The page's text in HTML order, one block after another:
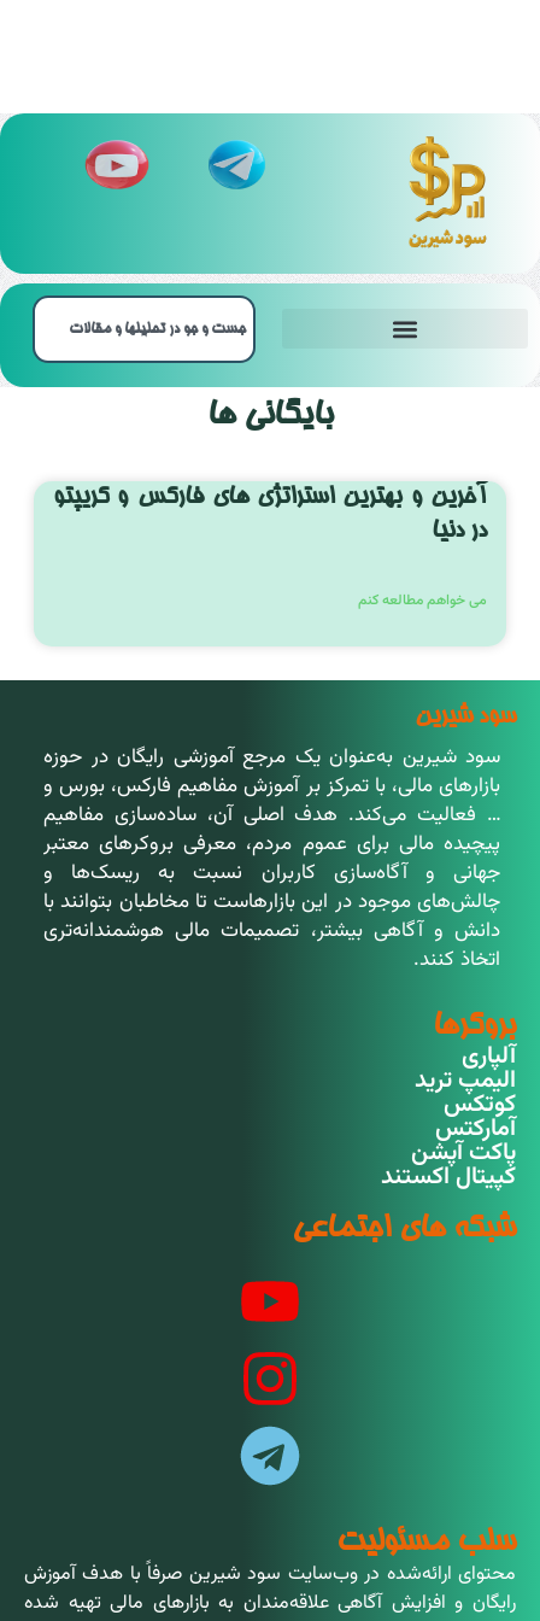
بایگانی ها
آخرین و بهترین استراتژی های فارکس و کریپتو
در دنیا
می خواهم مطالعه کنم
سود شیرین
سود شیرین به‌عنوان یک مرجع آموزشی رایگان در حوزه
بازارهای مالی، با تمرکز بر آموزش مفاهیم فارکس، بورس و
… فعالیت می‌کند. هدف اصلی آن، ساده‌سازی مفاهیم
پیچیده مالی برای عموم مردم، معرفی بروکرهای معتبر
جهانی و آگاه‌سازی کاربران نسبت به ریسک‌ها و
چالش‌های موجود در این بازارهاست تا مخاطبان بتوانند با
دانش و آگاهی بیشتر، تصمیمات مالی هوشمندانه‌تری
اتخاذ کنند.
بروکرها
آلپاری
الیمپ ترید
کوتکس
آمارکتس
پاکت آپشن
کپیتال اکستند
شبکه های اجتماعی
سلب مسئولیت
محتوای ارائه‌شده در وب‌سایت سود شیرین صرفاً با هدف آموزش
رایگان و افزایش آگاهی علاقه‌مندان به بازارهای مالی تهیه شده